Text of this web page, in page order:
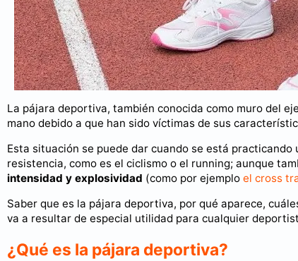
La pájara deportiva, también conocida como muro del
mano debido a que han sido víctimas de sus
Esta situación se puede dar cuando se está
resistencia, como es el ciclismo o el running; aunque
intensidad y explosividad (como por ejemplo el cross
Saber que es la pájara deportiva, por qué aparece,
va a resultar de especial utilidad para cualquier
¿Qué es la pájara deportiva?